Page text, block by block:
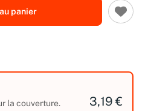
panier
la couverture.
3,19 €